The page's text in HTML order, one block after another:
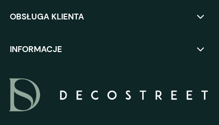
OBSŁUGA KLIENTA
INFORMACJE